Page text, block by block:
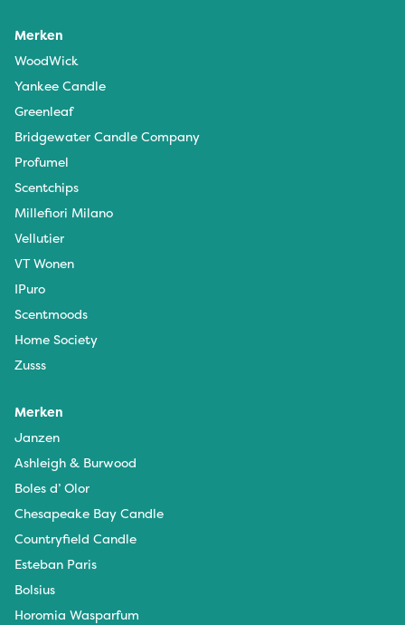
Merken
WoodWick
Yankee Candle
Greenleaf
Bridgewater Candle Company
Profumel
Scentchips
Millefiori Milano
Vellutier
VT Wonen
IPuro
Scentmoods
Home Society
Zusss
Merken
Janzen
Ashleigh & Burwood
Boles d’ Olor
Chesapeake Bay Candle
Countryfield Candle
Esteban Paris
Bolsius
Horomia Wasparfum